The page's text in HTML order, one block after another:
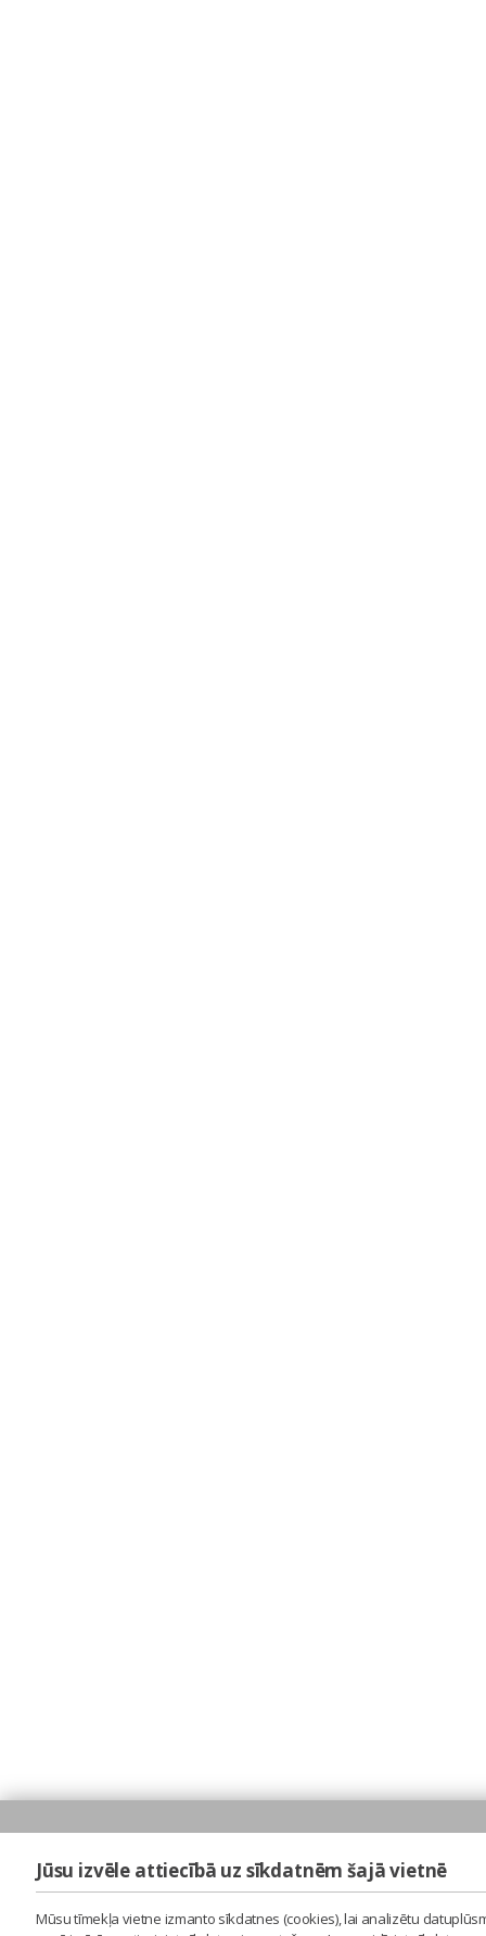
Jūsu izvēle attiecībā uz sīkdatnēm šajā vietnē
Mūsu tīmekļa vietne izmanto sīkdatnes (cookies), lai analizētu